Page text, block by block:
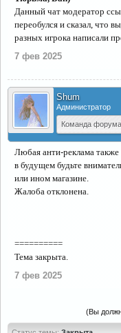
Данный чат модератор
переобулся и сказал, что
разных игрока написали
7 фев 2025
Shum
Администратор
Команда форума
Любая анти-реклама
в будущем будьте
или ином магазине.
Жалоба отклонена.
==========
Тема закрыта.
7 фев 2025
(Вы